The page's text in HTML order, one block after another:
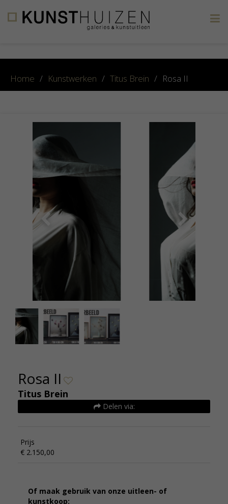
Home / Kunstwerken / Titus Brein / Rosa II
Rosa II
Titus Brein
Delen via:
Prijs
€ 2.150,00
Of maak gebruik van onze uitleen- of
kunstkoop: